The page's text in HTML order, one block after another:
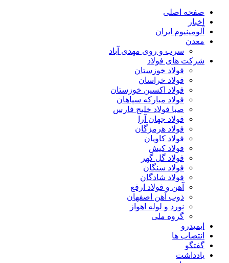
صفحه اصلی
اخبار
آلومینیوم ایران
معدن
سرب و روی مهدی آباد
شرکت های فولاد
فولاد خوزستان
فولاد خراسان
فولاد اکسین خوزستان
فولاد مبارکه سپاهان
صبا فولاد خلیج فارس
فولاد جهان آرا
فولاد هرمزگان
فولاد کاویان
فولاد کیش
فولاد گل گهر
فولاد سنگان
فولاد شادگان
آهن و فولاد ارفع
ذوب آهن اصفهان
نورد و لوله اهواز
گروه ملی
ایمیدرو
انتصاب ها
گفتگو
یادداشت